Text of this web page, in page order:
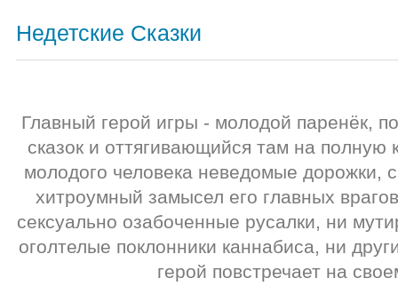
Недетские Сказки
Главный герой игры - молодой паренёк,
сказок и оттягивающийся там на полную
молодого человека неведомые дорожки,
хитроумный замысел его главных
сексуально озабоченные русалки, ни
оголтелые поклонники каннабиса, ни
герой повстречает на